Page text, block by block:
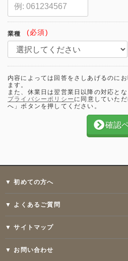
業種 (必須)
内容によっては回答をさしあげるのに
ます。
また、休業日は翌営業日以降の対応と
プライバシーポリシー に同意していた
へ」ボタンを押してください。
確認
▼ 初めての方へ
▼ よくあるご質問
▼ サイトマップ
▼ お問い合わせ